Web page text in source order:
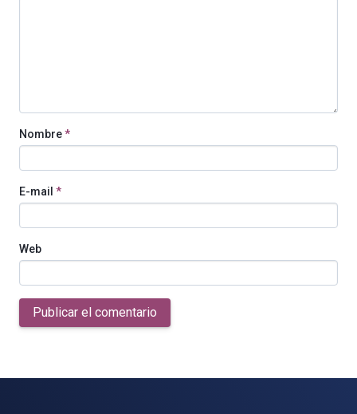
Nombre*
E-mail *
Web
Publicar el comentario